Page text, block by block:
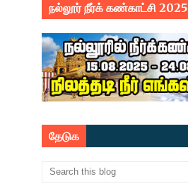
நல்லூர் நீர்க் கண்காட்சி 2025
தேடுக